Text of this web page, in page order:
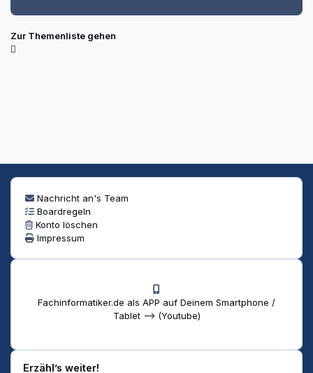
Zur Themenliste gehen
Nachricht an's Team
Boardregeln
Konto löschen
Impressum
Fachinformatiker.de als APP auf Deinem Smartphone /
Tablet --> (Youtube)
Erzähl’s weiter!